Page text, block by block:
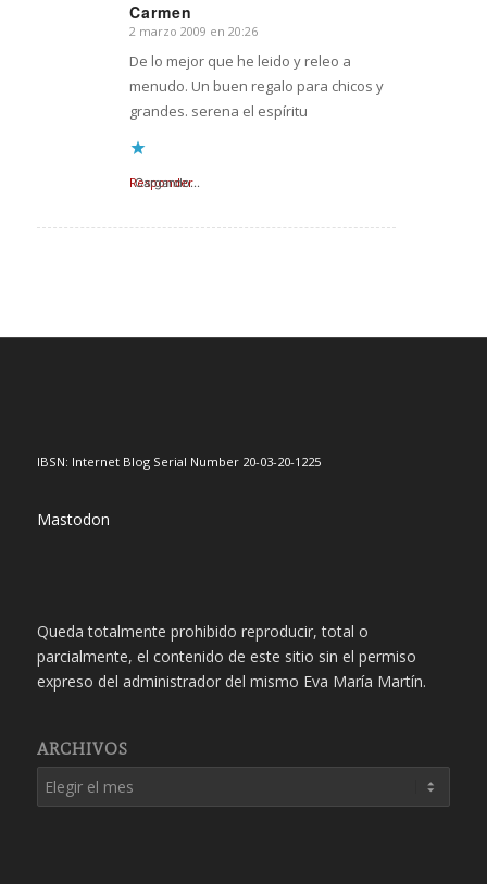
Carmen
Dice:
2 marzo 2009 en 20:26
De lo mejor que he leido y releo a
menudo. Un buen regalo para chicos y
grandes. serena el espíritu
Cargando...
Responder
IBSN: Internet Blog Serial Number 20-03-20-1225
Mastodon
Queda totalmente prohibido reproducir, total o
parcialmente, el contenido de este sitio sin el permiso
expreso del administrador del mismo Eva María Martín.
ARCHIVOS